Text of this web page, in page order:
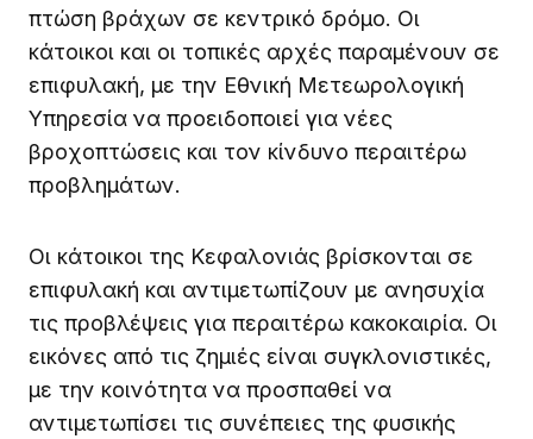
πτώση βράχων σε κεντρικό δρόμο. Οι
κάτοικοι και οι τοπικές αρχές παραμένουν σε
επιφυλακή, με την Εθνική Μετεωρολογική
Υπηρεσία να προειδοποιεί για νέες
βροχοπτώσεις και τον κίνδυνο περαιτέρω
προβλημάτων.
Οι κάτοικοι της Κεφαλονιάς βρίσκονται σε
επιφυλακή και αντιμετωπίζουν με ανησυχία
τις προβλέψεις για περαιτέρω κακοκαιρία. Οι
εικόνες από τις ζημιές είναι συγκλονιστικές,
με την κοινότητα να προσπαθεί να
αντιμετωπίσει τις συνέπειες της φυσικής